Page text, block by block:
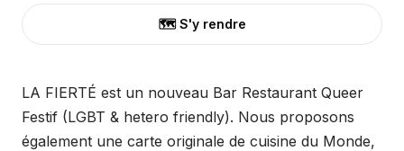
🗺️ S'y rendre
LA FIERTÉ est un nouveau Bar Restaurant Queer
Festif (LGBT & hetero friendly). Nous proposons
également une carte originale de cuisine du Monde,